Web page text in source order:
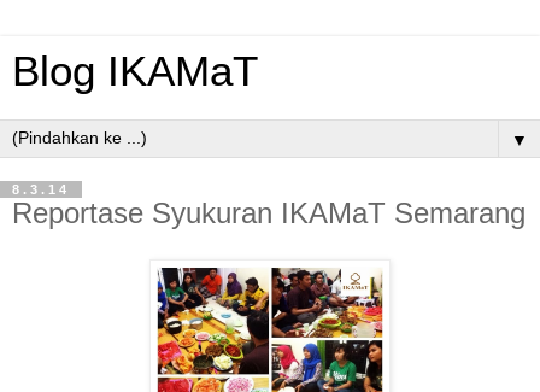
Blog IKAMaT
▼
8.3.14
Reportase Syukuran IKAMaT Semarang